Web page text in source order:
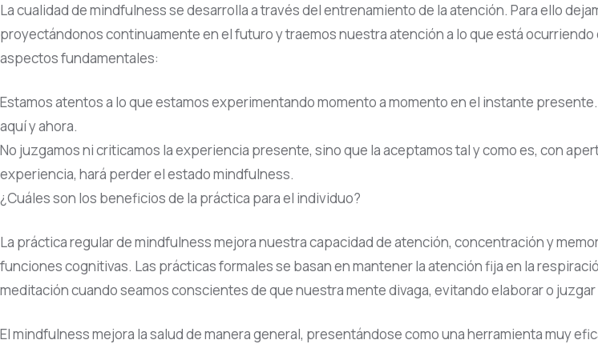
La cualidad de mindfulness se desarrolla a través del entrenamiento de la atención. Para ello
proyectándonos continuamente en el futuro y traemos nuestra atención a lo que está
aspectos fundamentales:
Estamos atentos a lo que estamos experimentando momento a momento en el instante
aquí y ahora.
No juzgamos ni criticamos la experiencia presente, sino que la aceptamos tal y como es, con
experiencia, hará perder el estado mindfulness.
¿Cuáles son los beneficios de la práctica para el individuo?
La práctica regular de mindfulness mejora nuestra capacidad de atención, concentración y
funciones cognitivas. Las prácticas formales se basan en mantener la atención fija en la
meditación cuando seamos conscientes de que nuestra mente divaga, evitando elaborar o
El mindfulness mejora la salud de manera general, presentándose como una herramienta muy